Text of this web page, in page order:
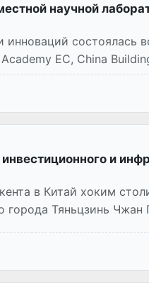
научной
состоялась
EC, China
и
в Китай хоким
города Тяньцзинь Чжан